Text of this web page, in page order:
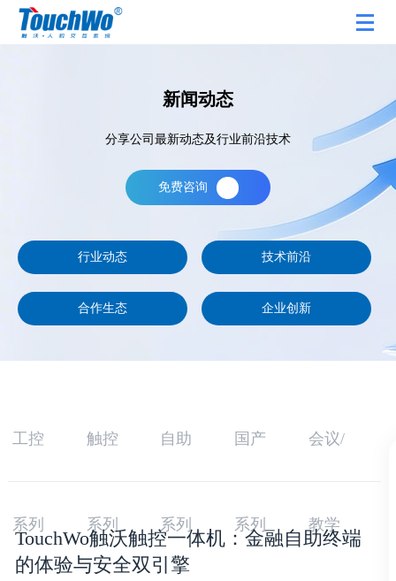
新闻动态
分享公司最新动态及行业前沿技术
免费咨询
行业动态 技术前沿
合作生态 企业创新
工控
系列
触控
系列
自助
系列
国产
系列
会议/
教学
TouchWo触沃触控一体机：金融自助终端
的体验与安全双引擎